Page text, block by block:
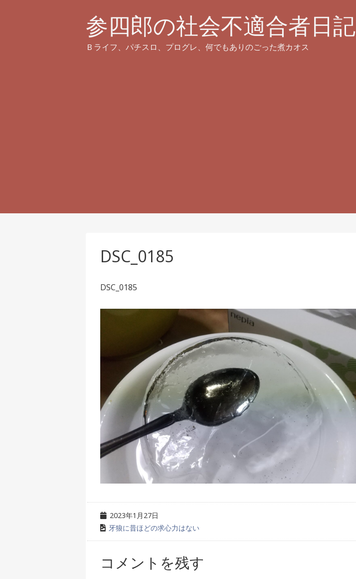
参四郎の社会不適合者日記
Ｂライフ、パチスロ、プログレ、何でもありのごった煮カオス
DSC_0185
DSC_0185
2023年1月27日
牙狼に昔ほどの求心力はない
コメントを残す